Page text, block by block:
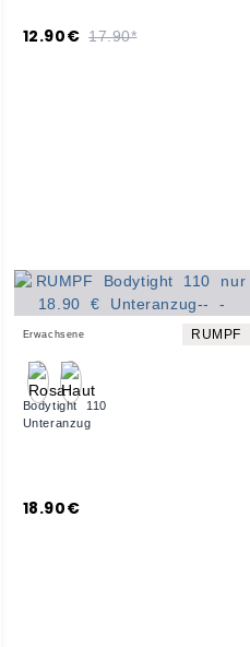
12.90€ 17.90*
Erwachsene RUMPF
Bodytight 110
Unteranzug
18.90€